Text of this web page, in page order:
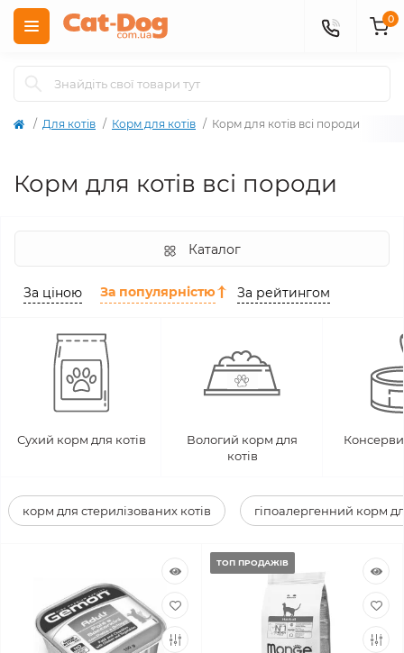
0
Для котів Корм для котів Корм для котів всі породи
Корм для котів всі породи
Каталог
За ціною За популярністю За рейтингом
Сухий корм для котів
Вологий корм для
котів
Консерви
корм для стерилізованих котів гіпоалергенний корм
ТОП ПРОДАЖІВ